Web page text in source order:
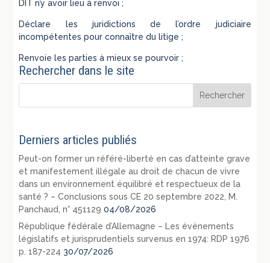
DIT n’y avoir lieu à renvoi ;
Déclare les juridictions de l’ordre judiciaire
incompétentes pour connaître du litige ;
Renvoie les parties à mieux se pourvoir ;
Rechercher dans le site
Derniers articles publiés
Peut-on former un référé-liberté en cas d’atteinte grave
et manifestement illégale au droit de chacun de vivre
dans un environnement équilibré et respectueux de la
santé ? – Conclusions sous CE 20 septembre 2022, M.
Panchaud, n° 451129 04/08/2026
République fédérale d’Allemagne – Les évènements
législatifs et jurisprudentiels survenus en 1974: RDP 1976
p. 187-224 30/07/2026